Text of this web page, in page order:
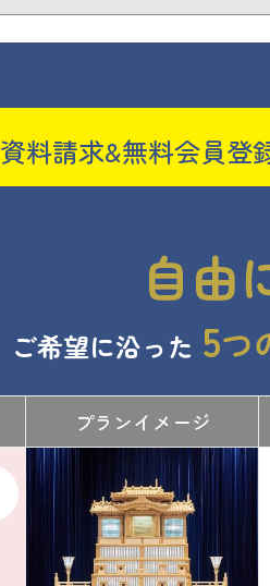
資料請求&無料会員登
自由
ご希望に沿った 5つ
プランイメージ